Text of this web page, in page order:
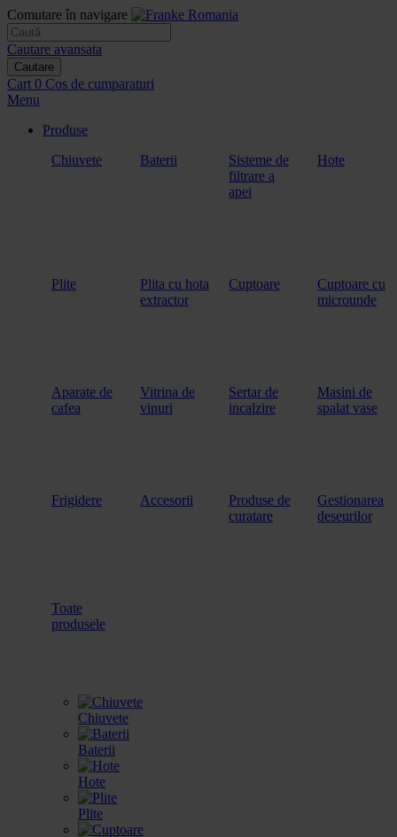
Comutare în navigare
Cautare avansata
Cautare
Cart 0 Cos de cumparaturi
Menu
Produse
Chiuvete
Baterii
Sisteme de
filtrare a
apei
Hote
Plite
Plita cu hota
extractor
Cuptoare
Cuptoare cu
microunde
Aparate de
cafea
Vitrina de
vinuri
Sertar de
incalzire
Masini de
spalat vase
Frigidere Accesorii
Produse de
curatare
Gestionarea
deseurilor
Toate
produsele
Chiuvete
Baterii
Hote
Plite